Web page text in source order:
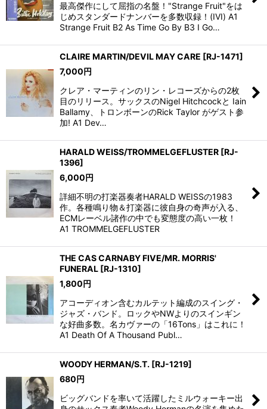
最高傑作にして屈指の名盤！"Strange Fruit"をは
じめスタンダードナンバーを多数収録！(IVI) A1
Strange Fruit B2 As Time Go By B3 I Go…
CLAIRE MARTIN/DEVIL MAY CARE [RJ-1471]
7,000円
クレア・マーティンのリン・レコーズからの2枚
目のリリース。サックスのNigel Hitchcockと Iain
Ballamy、トロンボーンのRick Taylor がゲスト参
加! A1 Dev…
HARALD WEISS/TROMMELGEFLUSTER [RJ-
1396]
6,000円
詳細不明の打楽器奏者HARALD WEISSの1983
作。各種鳴り物＆打楽器に彼自身の奇声が入る、
ECMレーベル諸作の中でも変態度の高い一枚！
A1 TROMMELGEFLUSTER
THE CAS CARNABY FIVE/MR. MORRIS'
FUNERAL [RJ-1310]
1,800円
アコーディオン含むカルテット編成のスイング・
ジャズ・バンド。ロックやNWよりのスインギン
な好曲多数。名カヴァーの「16Tons」はこれに！
A1 Death Of A Thousand Publ…
WOODY HERMAN/S.T. [RJ-1219]
680円
ビッグバンドを率いて活躍したミルウォーキー出